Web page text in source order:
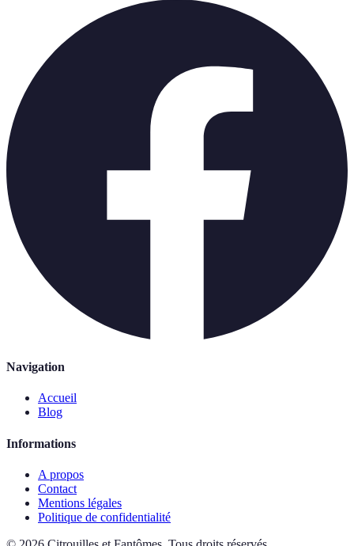
Navigation
Accueil
Blog
Informations
A propos
Contact
Mentions légales
Politique de confidentialité